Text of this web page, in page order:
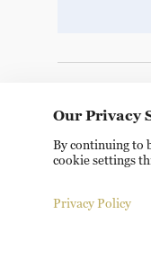
Copyright ©
Our Privacy
By continuing to
cookie settings
Privacy Policy